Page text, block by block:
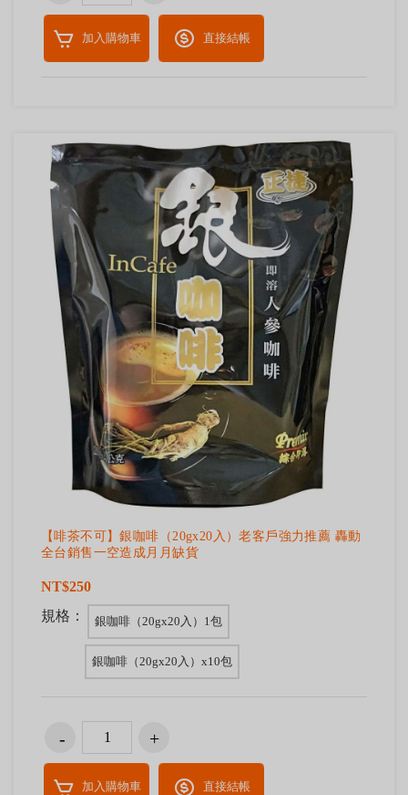
加入購物車 直接結帳
【啡茶不可】銀咖啡（20gx20入）老客戶強力推薦 轟動
全台銷售一空造成月月缺貨
NT$250
規格：
銀咖啡（20gx20入）1包
銀咖啡（20gx20入）x10包
加入購物車 直接結帳